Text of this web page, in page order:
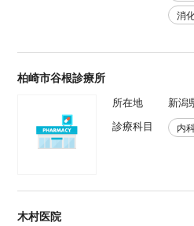
消
柏崎市谷根診療所
所在地
新潟
診療科目
内
木村医院